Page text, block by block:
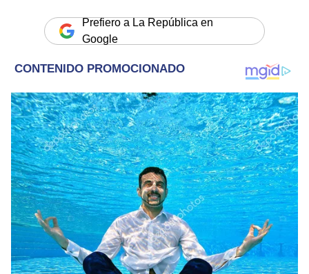
Prefiero a La República en
Google